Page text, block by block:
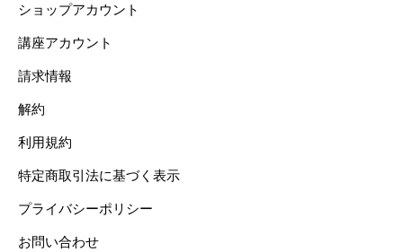
ショップアカウント
講座アカウント
請求情報
解約
利用規約
特定商取引法に基づく表示
プライバシーポリシー
お問い合わせ